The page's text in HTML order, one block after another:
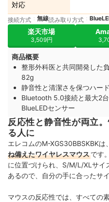
対応
接続方式 無線読み取り方式
楽天市場
3,509円
商品概要
整形外科医と共同開発した
82g
静音性と清潔さを保つハー
Bluetooth 5.0接続と最大2
BlueLEDセンサー
反応性と静音性が両立
る人に
エレコムのM-XGS30BBSKBKは、
ね備えたワイヤレスマウスです
に位置づけられ、S/M/L/XLサイ
あるので、自分の手に合ったサ
マウスの反応性では、すべての